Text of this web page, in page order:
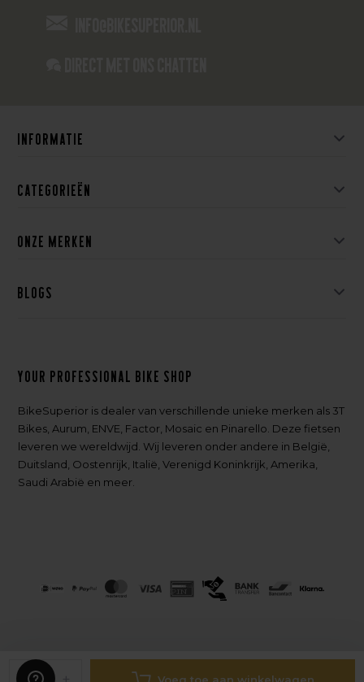
Informatie
Categorieën
Onze merken
Blogs
Your professional bike shop
BikeSuperior is dealer van verschillende unieke merken als 3T
Bikes, Aurum, ENVE, Factor, Mosaic en Pinarello. Deze fietsen
leveren we wereldwijd. Wij leveren onder andere in België,
Duitsland, Oostenrijk, Italië, Verenigd Koninkrijk, Amerika,
Saudi Arabië en meer.